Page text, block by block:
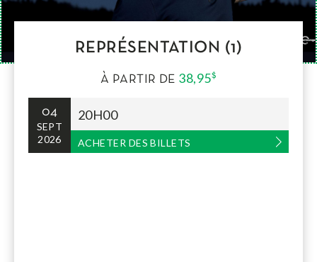
REPRÉSENTATION (1)
À PARTIR DE 38,95$
04
SEPT
2026
20H00
ACHETER DES BILLETS